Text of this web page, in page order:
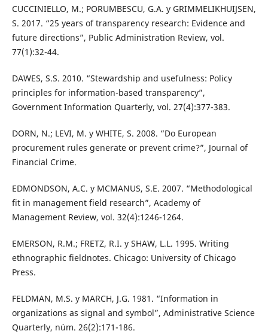
CUCCINIELLO, M.; PORUMBESCU, G.A. y GRIMMELIKHUIJSEN,
S. 2017. “25 years of transparency research: Evidence and
future directions”, Public Administration Review, vol.
77(1):32-44.
DAWES, S.S. 2010. “Stewardship and usefulness: Policy
principles for information-based transparency”,
Government Information Quarterly, vol. 27(4):377-383.
DORN, N.; LEVI, M. y WHITE, S. 2008. “Do European
procurement rules generate or prevent crime?”, Journal of
Financial Crime.
EDMONDSON, A.C. y MCMANUS, S.E. 2007. “Methodological
fit in management field research”, Academy of
Management Review, vol. 32(4):1246-1264.
EMERSON, R.M.; FRETZ, R.I. y SHAW, L.L. 1995. Writing
ethnographic fieldnotes. Chicago: University of Chicago
Press.
FELDMAN, M.S. y MARCH, J.G. 1981. “Information in
organizations as signal and symbol”, Administrative Science
Quarterly, núm. 26(2):171-186.